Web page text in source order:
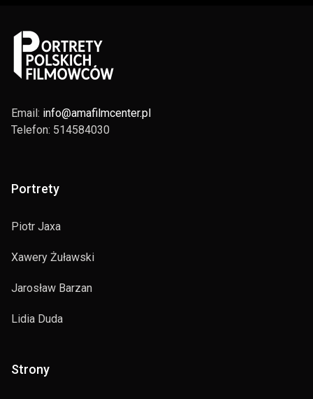
Email: info@amafilmcenter.pl
Telefon: 514584030
Portrety
Piotr Jaxa
Xawery Żuławski
Jarosław Barzan
Lidia Duda
Strony